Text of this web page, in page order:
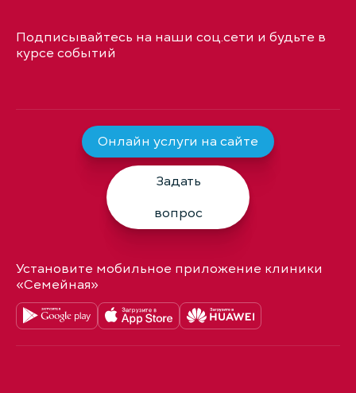
Подписывайтесь на наши соц.сети и будьте в
курсе событий
Онлайн услуги на сайте
Задать
вопрос
Установите мобильное приложение клиники
«Семейная»